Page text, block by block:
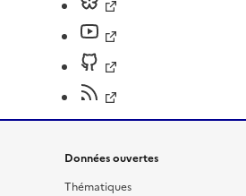
Données ouvertes
Thématiques